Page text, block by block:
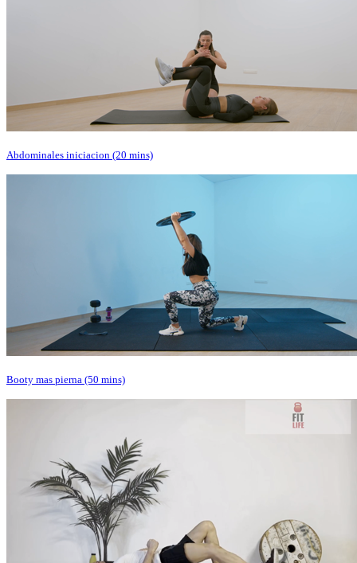
Abdominales iniciacion (20 mins)
Booty mas pierna (50 mins)